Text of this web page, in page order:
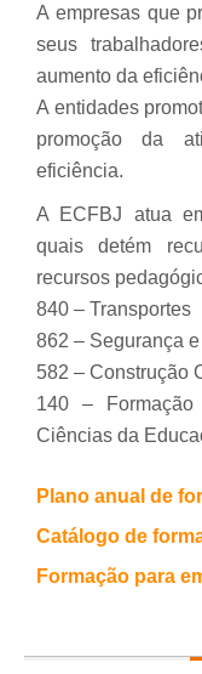
A empresas que
seus
aumento da
A entidades
promoção da
eficiência.
A ECFBJ atua
quais detém
recursos
840 – Transportes
862 – Segurança
582 – Construção
140 –
Ciências da
Plano anual de
Catálogo de
Formação para